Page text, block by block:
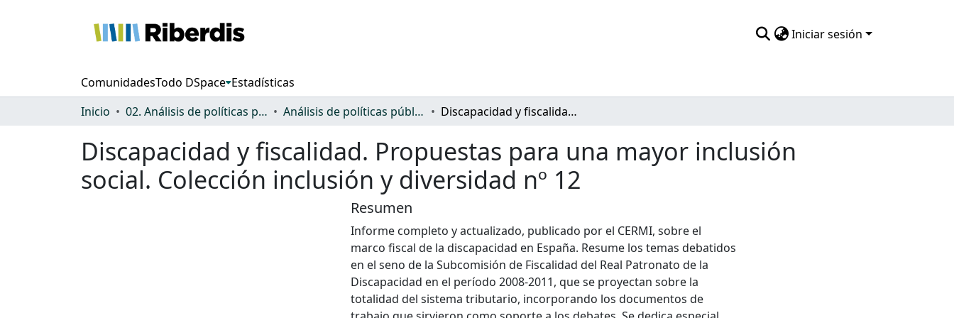
Iniciar sesión
ComunidadesTodo DSpace Estadísticas
Inicio
02. Análisis de políticas públicas y normativa sobre discapacidad Análisis de políticas públicas y normativa sobre discapacidad Discapacidad y fiscalidad. Propuestas para una mayor inclusión social. Colección inclusión y diversidad nº 12
Discapacidad y fiscalidad. Propuestas para una mayor inclusión
social. Colección inclusión y diversidad nº 12
Resumen
Informe completo y actualizado, publicado por el CERMI, sobre el
marco fiscal de la discapacidad en España. Resume los temas debatidos
en el seno de la Subcomisión de Fiscalidad del Real Patronato de la
Discapacidad en el período 2008-2011, que se proyectan sobre la
totalidad del sistema tributario, incorporando los documentos de